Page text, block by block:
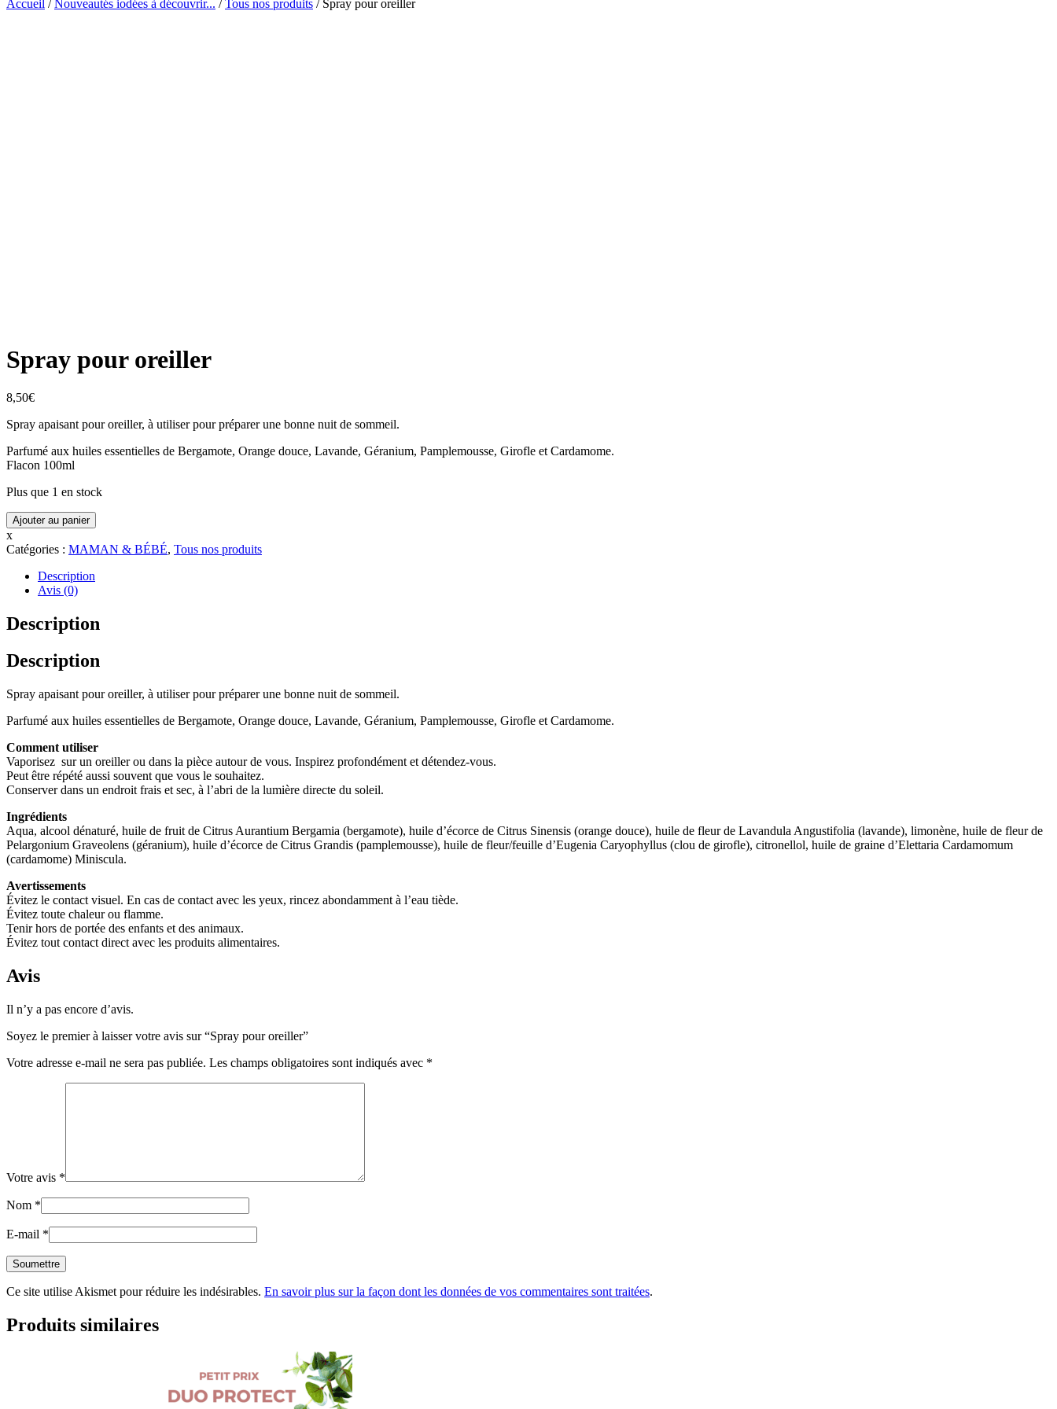
Accueil / Nouveautés iodées à découvrir... / Tous nos produits / Spray pour oreiller
Spray pour oreiller
8,50€
Spray apaisant pour oreiller, à utiliser pour préparer une bonne nuit de sommeil.
Parfumé aux huiles essentielles de Bergamote, Orange douce, Lavande, Géranium, Pamplemousse, Girofle et Cardamome.
Flacon 100ml
Plus que 1 en stock
quantité
de
Spray
oreiller
Ajouter au panier
x
Catégories : MAMAN & BÉBÉ, Tous nos produits
Description
Avis (0)
Description
Description
Spray apaisant pour oreiller, à utiliser pour préparer une bonne nuit de sommeil.
Parfumé aux huiles essentielles de Bergamote, Orange douce, Lavande, Géranium, Pamplemousse, Girofle et Cardamome.
Comment utiliser
Vaporisez sur un oreiller ou dans la pièce autour de vous. Inspirez profondément et détendez-vous.
Peut être répété aussi souvent que vous le souhaitez.
Conserver dans un endroit frais et sec, à l’abri de la lumière directe du soleil.
Ingrédients
Aqua, alcool dénaturé, huile de fruit de Citrus Aurantium Bergamia (bergamote), huile d’écorce de Citrus Sinensis (orange douce), huile de fleur de Lavandula Angustifolia (lavande), limonène, huile de fleur de
Pelargonium Graveolens (géranium), huile d’écorce de Citrus Grandis (pamplemousse), huile de fleur/feuille d’Eugenia Caryophyllus (clou de girofle), citronellol, huile de graine d’Elettaria Cardamomum
(cardamome) Miniscula.
Avertissements
Évitez le contact visuel. En cas de contact avec les yeux, rincez abondamment à l’eau tiède.
Évitez toute chaleur ou flamme.
Tenir hors de portée des enfants et des animaux.
Évitez tout contact direct avec les produits alimentaires.
Avis
Il n’y a pas encore d’avis.
Soyez le premier à laisser votre avis sur “Spray pour oreiller”
Votre adresse e-mail ne sera pas publiée. Les champs obligatoires sont indiqués avec *
Votre avis *
Nom *
E-mail *
Ce site utilise Akismet pour réduire les indésirables. En savoir plus sur la façon dont les données de vos commentaires sont traitées.
Produits similaires